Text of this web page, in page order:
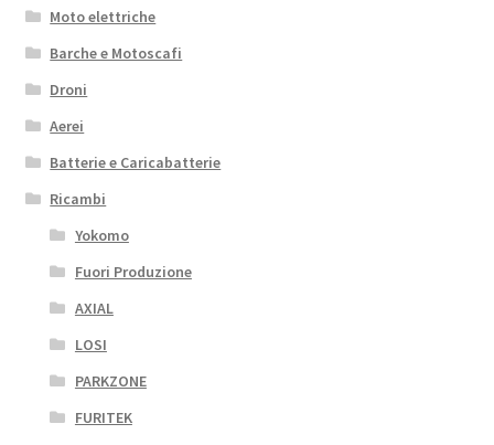
Moto elettriche
Barche e Motoscafi
Droni
Aerei
Batterie e Caricabatterie
Ricambi
Yokomo
Fuori Produzione
AXIAL
LOSI
PARKZONE
FURITEK